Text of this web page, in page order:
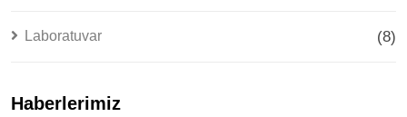
Laboratuvar (8)
Haberlerimiz